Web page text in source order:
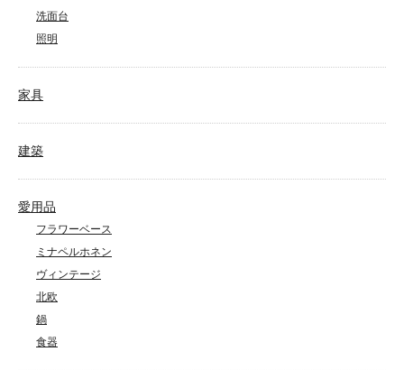
洗面台
照明
家具
建築
愛用品
フラワーベース
ミナペルホネン
ヴィンテージ
北欧
鍋
食器